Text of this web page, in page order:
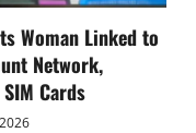
Woman Linked to
Network,
Cards